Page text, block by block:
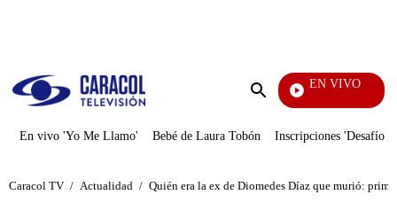
Enviar
EN VIVO
En vivo 'Yo Me Llamo' Bebé de Laura Tobón Inscripciones 'Desafío'
Caracol TV / Actualidad / Quién era la ex de Diomedes Díaz que murió: